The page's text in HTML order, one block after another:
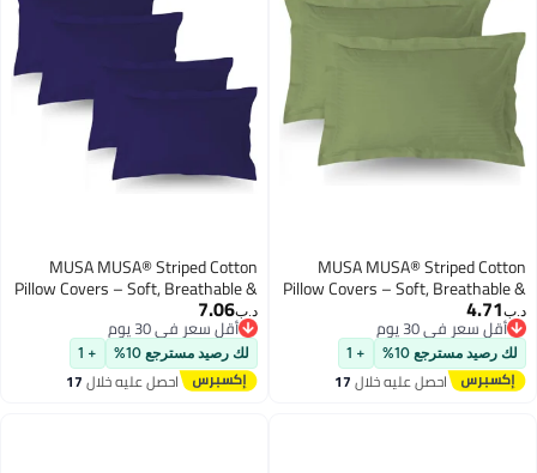
MUSA MUSA® Striped
Pillow Covers – Soft, Breathable
Hotel-Inspired Pillow Covers
Envelope Closure | Elegant
Oxford Frame Design for
& Home Décor (2, Sage Green, 50
4.71
أقل سعر في 30 يوم
أقل سعر في 30 يوم
لك رصيد مسترجع 10%
احصل عليه خلال17
اغسطس
MUSA MUSA® Striped Cotton
Pillow Covers – Soft, Breathable &
Hotel-Inspired Pillow Covers with
Envelope Closure | Elegant 5cm
Oxford Frame Design for Bedroom
& Home Décor (4, Navy, 50 x
75cm)
د.ب‏7.06
أقل سعر في 30 يوم
أقل سعر في 30 يوم
لك رصيد مسترجع 10%
احصل عليه خلال17
اغسطس